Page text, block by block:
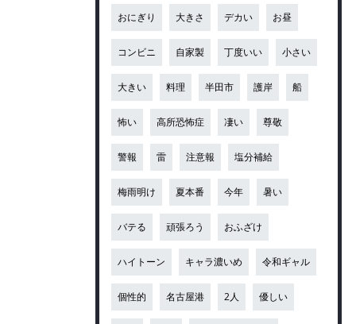
おにぎり 大きさ デカい お昼
コンビニ 自家製 丁度いい 小さい
大きい 料理 半田市 護岸 船
怖い 高所恐怖症 凄い 尊敬
警報 雷 注意報 塩分補給
梅雨明け 夏本番 今年 暑い
バテる 頑張ろう おふざけ
ハイトーン キャラ濃いめ 令和ギャル
個性的 名古屋港 2人 優しい